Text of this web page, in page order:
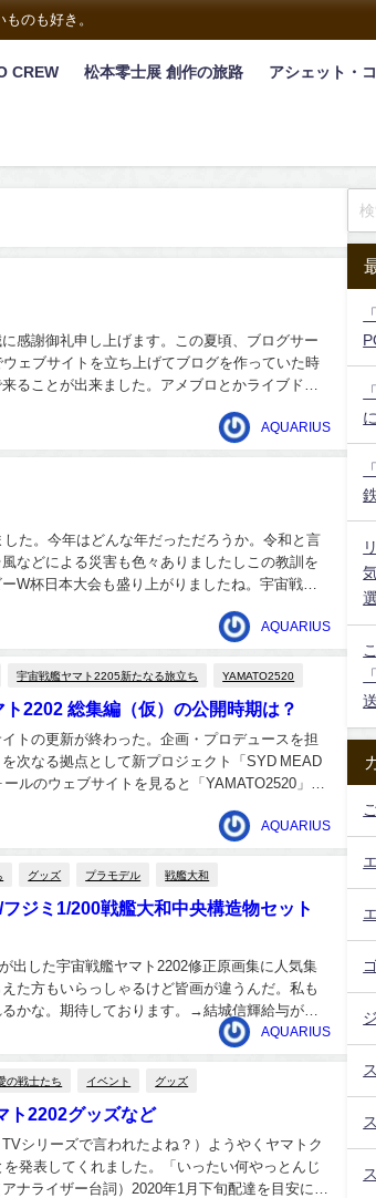
のも好き。
CREW 松本零士展 創作の旅路 アシェット・
感謝御礼申し上げます。この夏頃、ブログサー
ェブサイトを立ち上げてブログを作っていた時
ることが出来ました。アメブロとかライブドア
AQUARIUS
た。今年はどんな年だっただろうか。令和と言
などによる災害も色々ありましたしこの教訓を
W杯日本大会も盛り上がりましたね。宇宙戦艦
AQUARIUS
宇宙戦艦ヤマト2205新たなる旅立ち YAMATO2520
2202 総集編（仮）の公開時期は？
トの更新が終わった。企画・プロデュースを担
次なる拠点として新プロジェクト「SYD MEAD
ルのウェブサイトを見ると「YAMATO2520」の
AQUARIUS
グッズ プラモデル 戦艦大和
ジミ1/200戦艦大和中央構造物セット
出した宇宙戦艦ヤマト2202修正原画集に人気集
た方もいらっしゃるけど皆画が違うんだ。私も
かな。期待しております。→結城信輝給与が少
うに、こんな...
AQUARIUS
の戦士たち イベント グッズ
ト2202グッズなど
シリーズで言われたよね？）ようやくヤマトク
発表してくれました。「いったい何やっとんじ
ナライザー台詞）2020年1月下旬配達を目安に製